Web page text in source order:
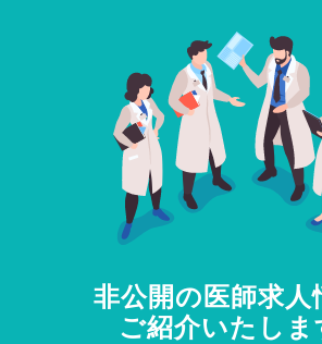
非公開の医師求人
ご紹介いたしま